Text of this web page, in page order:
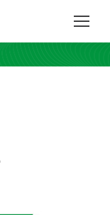
Sorted